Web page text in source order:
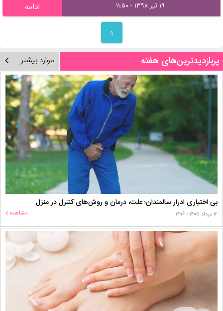
۱۹ تیر ۱۳۹۸ - ۱۱:۵۰ ادامه
۱
پربازدیدترین‌های هفته موارد بیشتر
بی اختیاری ادرار سالمندان؛ علت، درمان و روش‌های کنترل در منزل
۱۲ مرداد ۱۴۰۵ - ۱۴:۱۶ مشاهده